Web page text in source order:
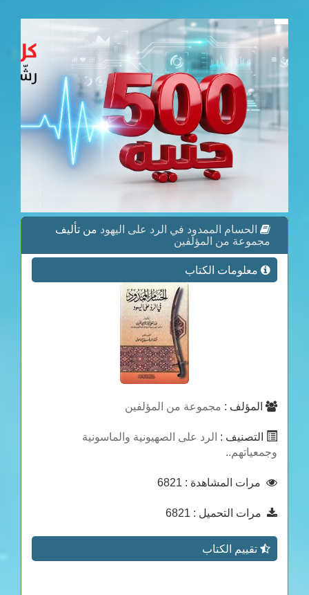
الحسام الممدود في الرد على اليهود من تأليف
مجموعة من المؤلفين
معلومات الكتاب
المؤلف : مجموعة من المؤلفين
التصنيف : الرد على الصهيونية والماسونية
وجمعياتهم..
مرات المشاهدة : 6821
مرات التحميل : 6821
تقييم الكتاب